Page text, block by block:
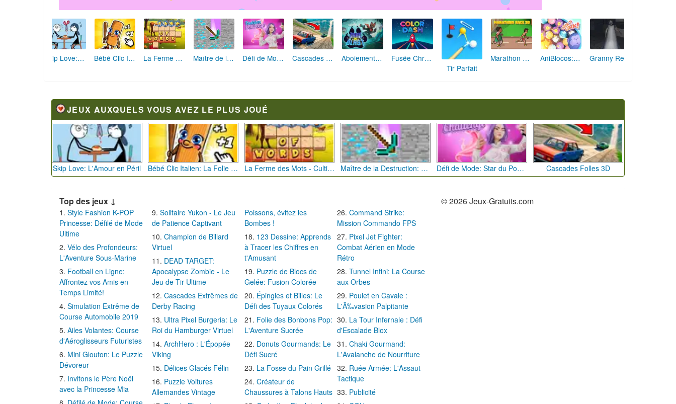
Skip Love: L'Amour en Péril Bébé Clic Italien: La Folie des Petits Bambins La Ferme des Mots - Cultivez votre Vocabulaire Maître de la Destruction: Fusion de Pioches Défi de Mode: Star du Podium Cascades Folles 3D Aboiement Stellaire : Aventure Canine
Fusée Chromatique: La Course des Couleurs
Tir Parfait
Marathon Champion io AniBlocos: Connecte les Animaux Mignons!
JEUX AUXQUELS VOUS AVEZ LE PLUS JOUÉ
Skip Love: L'Amour en Péril Bébé Clic Italien: La Folie des Petits Bambins La Ferme des Mots - Cultivez votre Vocabulaire Maître de la Destruction: Fusion de Pioches Défi de Mode: Star du Podium Cascades Folles 3D
Top des jeux ↓
Style Fashion K-POP
Princesse: Défilé de Mode
Ultime
Vélo des Profondeurs:
L'Aventure Sous-Marine
Football en Ligne:
Affrontez vos Amis en
Temps Limité!
Simulation Extrême de
Course Automobile 2019
Ailes Volantes: Course
d'Aéroglisseurs Futuristes
Mini Glouton: Le Puzzle
Dévoreur
Invitons le Père Noël
avec la Princesse Mia
Solitaire Yukon - Le Jeu
de Patience Captivant
Champion de Billard
Virtuel
DEAD TARGET:
Apocalypse Zombie - Le
Jeu de Tir Ultime
Cascades Extrêmes de
Derby Racing
Ultra Pixel Burgeria: Le
Roi du Hamburger Virtuel
ArchHero : L'Épopée
Viking
Délices Glacés Félin
Puzzle Voitures
Allemandes Vintage
Poissons, évitez les
Bombes !
123 Dessine: Apprends
à Tracer les Chiffres en
t'Amusant
Puzzle de Blocs de
Gelée: Fusion Colorée
Épingles et Billes: Le
Défi des Tuyaux Colorés
Folie des Bonbons Pop:
L'Aventure Sucrée
Donuts Gourmands: Le
Défi Sucré
La Fosse du Pain Grillé
Créateur de
Chaussures à Talons Hauts
Command Strike:
Mission Commando FPS
Pixel Jet Fighter:
Combat Aérien en Mode
Rétro
Tunnel Infini: La Course
aux Orbes
Poulet en Cavale :
L'Ã‰vasion Palpitante
La Tour Infernale : Défi
d'Escalade Blox
Chaki Gourmand:
L'Avalanche de Nourriture
Ruée Armée: L'Assaut
Tactique
Publicité
© 2026 Jeux-Gratuits.com